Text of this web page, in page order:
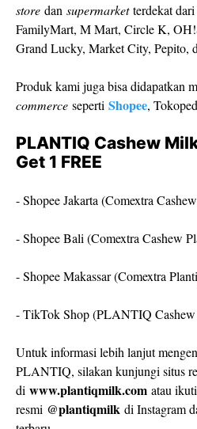
store dan supermarketterdekat dari
FamilyMart, M Mart, Circle K,
Grand Lucky, Market City, Pepito,
Produk kami juga bisa didapatkan
commerce seperti Shopee,
PLANTIQ Cashew
Get 1 FREE
- Shopee Jakarta (Comextra
- Shopee Bali (Comextra Cashew
- Shopee Makassar (Comextra
- TikTok Shop (PLANTIQ
Untuk informasi lebih lanjut
PLANTIQ, silakan kunjungi situs
di www.plantiqmilk.com atau
resmi @plantiqmilk di Instagram